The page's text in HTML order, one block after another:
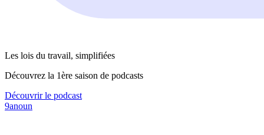
Les lois du travail, simplifiées
Découvrez la 1ère saison de podcasts
Découvrir le podcast
9anoun